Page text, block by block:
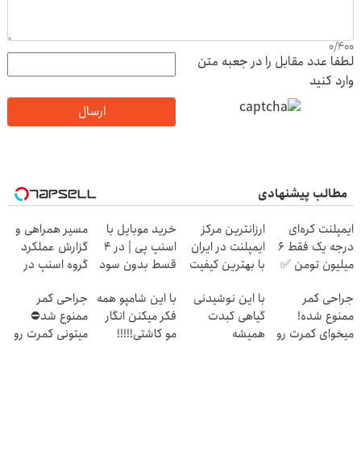
0/400
لطفا عدد مقابل را در جعبه متن
وارد کنید
ارسال
مطالب پیشنهادی
ایمپلنت کره‌ای
درجه یک فقط 6
میلیون تومن ✅
ارزانترین مرکز
ایمپلنت در ایران
با بهترین کیفیت
خرید موبایل با
اسنپ پی | در ۴
قسط بدون سود
مسیر همراهی و
گزارش عملکرد
گروه اسنپ در
جراحی کمر
ممنوع شده!
میخوای کمرت رو
با این نوشیدنی
گیاهی کبدت
همیشه
با این شامپو همه
فکر میکنن انگار
مو کاشتی!!!!!
جراحی کمر
ممنوع شد⛔
میتونی کمرت رو